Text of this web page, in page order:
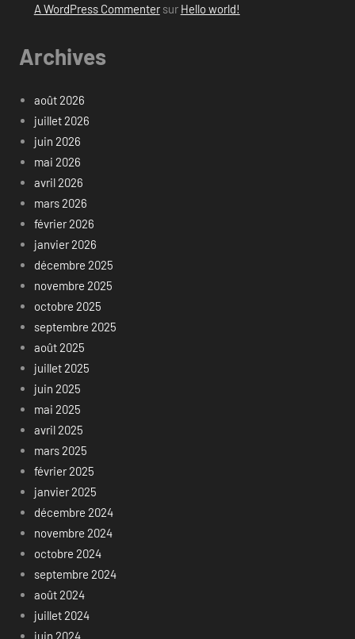
A WordPress Commentersur Hello world!
Archives
août 2026
juillet 2026
juin 2026
mai 2026
avril 2026
mars 2026
février 2026
janvier 2026
décembre 2025
novembre 2025
octobre 2025
septembre 2025
août 2025
juillet 2025
juin 2025
mai 2025
avril 2025
mars 2025
février 2025
janvier 2025
décembre 2024
novembre 2024
octobre 2024
septembre 2024
août 2024
juillet 2024
juin 2024